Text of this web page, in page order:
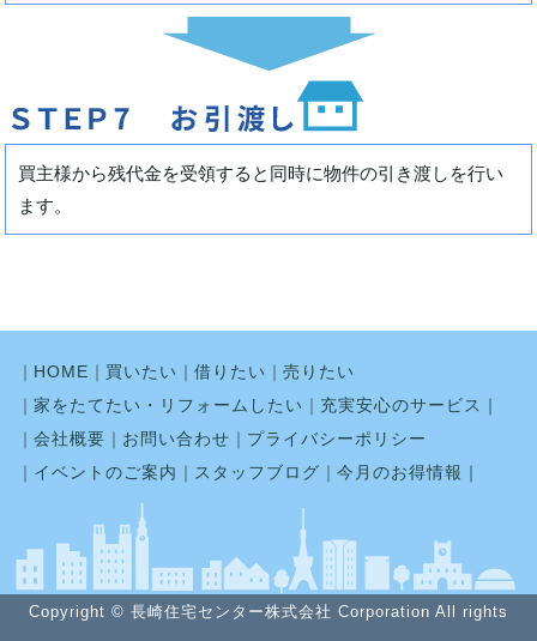
買主様から残代金を受領すると同時に物件の引き渡しを行い
ます。
｜ HOME ｜ 買いたい ｜借りたい ｜売りたい
｜家をたてたい・リフォームしたい ｜ 充実安心のサービス｜
｜会社概要 ｜ お問い合わせ ｜ プライバシーポリシー
｜ イベントのご案内 ｜ スタッフブログ ｜今月のお得情報｜
Copyright © 長崎住宅センター株式会社 Corporation All rights